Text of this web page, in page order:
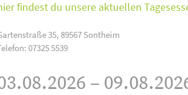
findest du unsere aktuellen
35, 89567 Sontheim
07325 5539
–